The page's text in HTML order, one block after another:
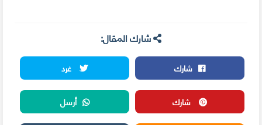
شارك المقال:
شارك
غرد
شارك
أرسل